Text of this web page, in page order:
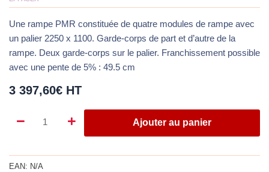
à
3
397,60€
Une rampe PMR constituée de quatre modules de rampe avec
un palier 2250 x 1100. Garde-corps de part et d’autre de la
rampe. Deux garde-corps sur le palier. Franchissement possible
avec une pente de 5% : 49.5 cm
3 397,60€ HT
franchissement
Ajouter au panier
EAN: N/A